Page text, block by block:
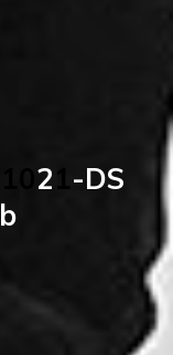
2 -DS
b